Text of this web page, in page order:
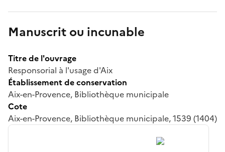
Manuscrit ou incunable
Titre de l'ouvrage
Responsorial à l'usage d'Aix
Établissement de conservation
Aix-en-Provence, Bibliothèque municipale
Cote
Aix-en-Provence, Bibliothèque municipale, 1539 (1404)